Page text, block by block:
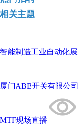
相关主题
智能制造工业自动化
厦门ABB开关有限公
MTF现场直播